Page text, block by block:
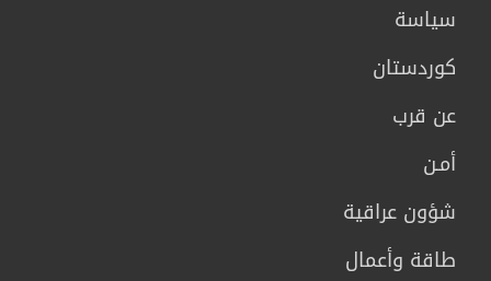
سیاسة
كوردستان
عن قرب
أمـن
شؤون عراقية
طاقة وأعمال